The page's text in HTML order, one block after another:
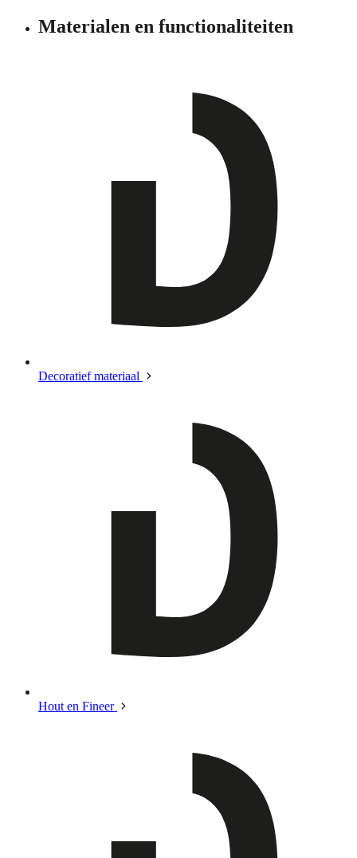
Materialen en functionaliteiten
Decoratief materiaal
Hout en Fineer